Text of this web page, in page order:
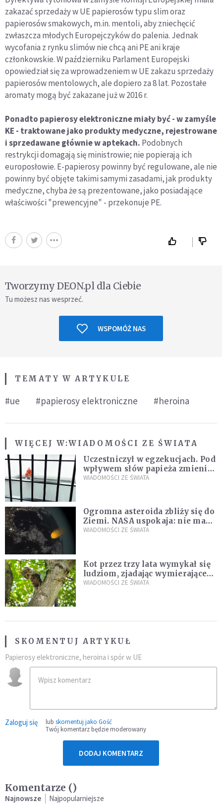
zakazać sprzedaży w UE papierosów typu slim oraz
papierosów smakowych, m.in. mentoli, aby zniechęcić
zwłaszcza młodych Europejczyków do palenia. Jednak
wycofania z rynku slimów nie chcą ani PE ani kraje
członkowskie. W październiku Parlament Europejski
opowiedział się za wprowadzeniem w UE zakazu sprzedaży
papierosów mentolowych, ale dopiero za 8 lat. Pozostałe
aromaty mogą być zakazane już w 2016 r.
Ponadto papierosy elektroniczne miały być - w zamyśle
KE - traktowane jako produkty medyczne, rejestrowane
i sprzedawane głównie w aptekach. Podobnych
restrykcji domagają się ministrowie; nie popierają ich
europosłowie. E-papierosy powinny być regulowane, ale nie
powinny być objęte takimi samymi zasadami, jak produkty
medyczne, chyba że są prezentowane, jako posiadające
właściwości "prewencyjne" - przekonuje PE.
Tworzymy DEON.pl dla Ciebie
Tu możesz nas wesprzeć.
WSPOMÓŻ NAS
TEMATY W ARTYKULE
#ue #papierosy elektroniczne #heroina
WIĘCEJ W:WIADOMOŚCI ZE ŚWIATA
Uczestniczył w egzekucjach. Pod
wpływem słów papieża zmienił
zdanie
WIADOMOŚCI ZE ŚWIATA
Ogromna asteroida zbliży się do
Ziemi. NASA uspokaja: nie ma
zagrożenia
WIADOMOŚCI ZE ŚWIATA
Kot przez trzy lata wymykał się
ludziom, zjadając wymierające
kaczki. W końcu popełnił
WIADOMOŚCI ZE ŚWIATA
SKOMENTUJ ARTYKUŁ
Papierosy elektroniczne, heroina i spór w UE
Zaloguj się lub skomentuj jako Gość
Twój komentarz będzie moderowany
DODAJ KOMENTARZ
Komentarze ()
Najnowsze Najpopularniejsze